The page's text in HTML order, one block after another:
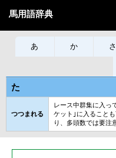
馬用語辞典
あ か さ
た
つつまれる
レース中群集に入っ
ケット｣に入ること
り、多頭数では要注